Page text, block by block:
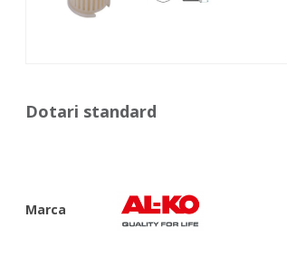
Dotari standard
Marca